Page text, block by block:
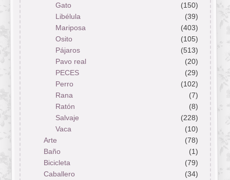
Gato
(150)
Libélula
(39)
Mariposa
(403)
Osito
(105)
Pájaros
(513)
Pavo real
(20)
PECES
(29)
Perro
(102)
Rana
(7)
Ratón
(8)
Salvaje
(228)
Vaca
(10)
Arte
(78)
Baño
(1)
Bicicleta
(79)
Caballero
(34)